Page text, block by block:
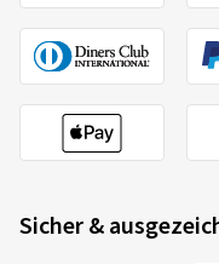
Verifizierter Kauf
Sven M., Deutschland
Felgengröße in Zoll:
Felgen montiert auf:
Sicher &